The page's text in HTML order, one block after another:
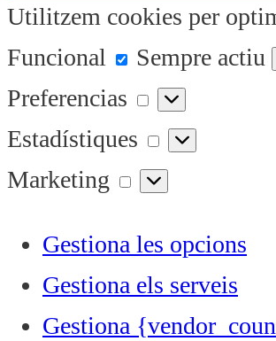
Utilitzem cookies per
Funcional
Funcional
Sempre actiu
Preferencias
Preferencias
Estadístiques
Marketing
Marketing
Gestiona les opcions
Gestiona els serveis
Gestiona